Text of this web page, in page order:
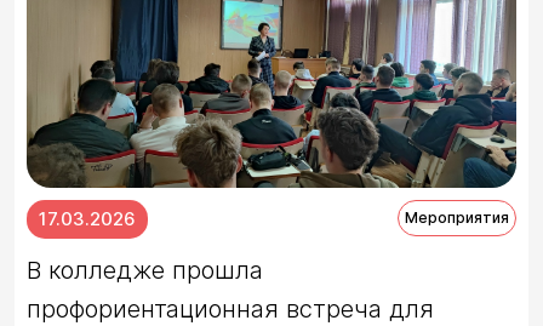
Мероприятия
17.03.2026
В колледже прошла
профориентационная встреча для